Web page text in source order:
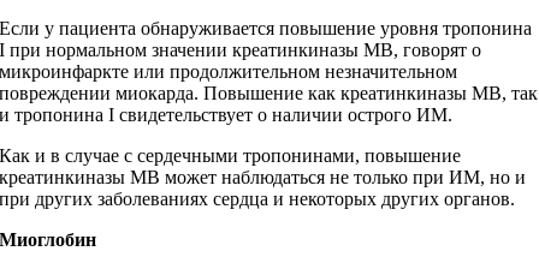
Если у пациента обнаруживается повышение уровня тропонина
I при нормальном значении креатинкиназы MB, говорят о
микроинфаркте или продолжительном незначительном
повреждении миокарда. Повышение как креатинкиназы MB, так
и тропонина I свидетельствует о наличии острого ИМ.
Как и в случае с сердечными тропонинами, повышение
креатинкиназы MB может наблюдаться не только при ИМ, но и
при других заболеваниях сердца и некоторых других органов.
Миоглобин